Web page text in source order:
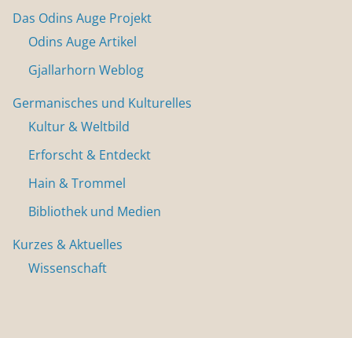
Das Odins Auge Projekt
Odins Auge Artikel
Gjallarhorn Weblog
Germanisches und Kulturelles
Kultur & Weltbild
Erforscht & Entdeckt
Hain & Trommel
Bibliothek und Medien
Kurzes & Aktuelles
Wissenschaft